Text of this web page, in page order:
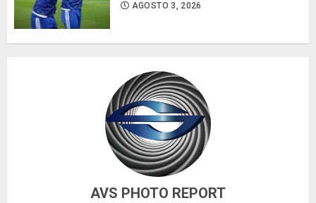
AGOSTO 3, 2026
AVS PHOTO REPORT